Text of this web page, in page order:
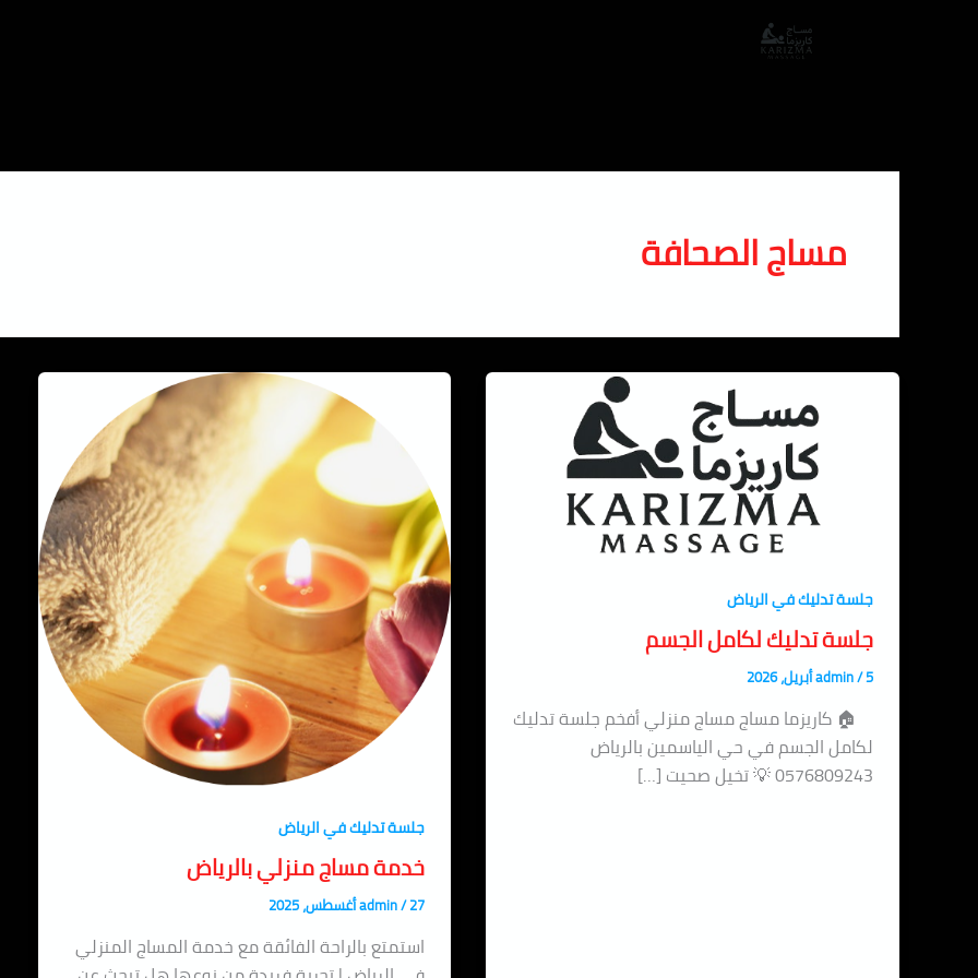
مساج الصحافة
جلسة تدليك في الرياض
جلسة تدليك لكامل الجسم
admin/5 أبريل، 2026
🏠 كاريزما مساج مساج منزلي أفخم جلسة تدليك
لكامل الجسم في حي الياسمين بالرياض
0576809243 💡 تخيل صحيت […]
جلسة تدليك في الرياض
خدمة مساج منزلي بالرياض
admin/27 أغسطس، 2025
استمتع بالراحة الفائقة مع خدمة المساج المنزلي